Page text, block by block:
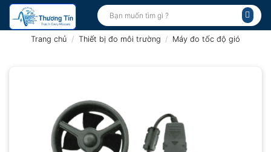
Bỏ
qua
Tìm
kiếm:
Trang chủ / Thiết bị đo môi trường / Máy đo tốc độ gió